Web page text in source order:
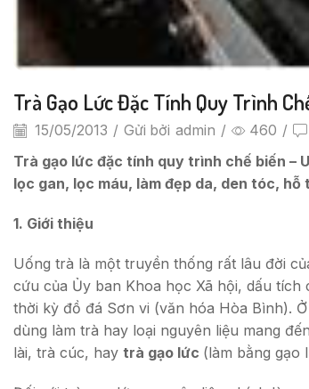
Trà Gạo Lức Đặc Tính Quy Trình
15/05/2013 / Gửi bởi admin / 460 /
Trà gạo lức đặc tính quy trình chế biến –
lọc gan, lọc máu, làm đẹp da, den tóc,
1. Giới thiệu
Uống trà là một truyền thống rất lâu đời
cứu của Ủy ban Khoa học Xã hội, dấu
thời kỳ đồ đá Sơn vi (văn hóa Hòa Bình).
dùng làm trà hay loại nguyên liệu mang
lài, trà cúc, hay trà gạo lức (làm bằng gạo